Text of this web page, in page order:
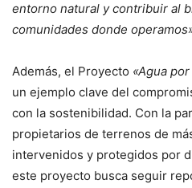
entorno natural y contribuir al
comunidades donde
Además, el Proyecto «Agua
un ejemplo clave del
con la sostenibilidad. Con la
propietarios de terrenos de
intervenidos y protegidos por
este proyecto busca seguir